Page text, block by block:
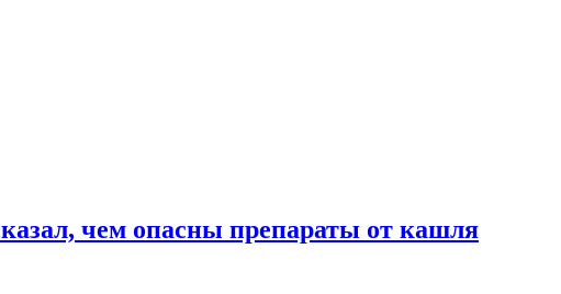
чем опасны препараты от кашля